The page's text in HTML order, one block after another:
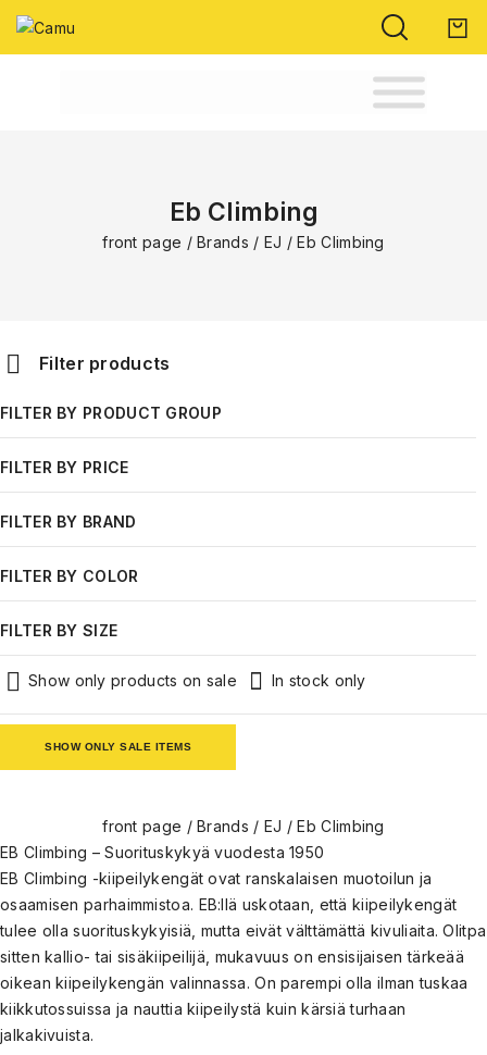
Eb Climbing
front page /Brands / EJ /Eb Climbing
front page /Brands / EJ /Eb Climbing
EB Climbing – Suorituskykyä vuodesta 1950
EB Climbing -kiipeilykengät ovat ranskalaisen muotoilun ja
osaamisen parhaimmistoa. EB:llä uskotaan, että kiipeilykengät
tulee olla suorituskykyisiä, mutta eivät välttämättä kivuliaita. Olitpa
sitten kallio- tai sisäkiipeilijä, mukavuus on ensisijaisen tärkeää
oikean kiipeilykengän valinnassa. On parempi olla ilman tuskaa
kiikkutossuissa ja nauttia kiipeilystä kuin kärsiä turhaan
jalkakivuista.
Filter products
FILTER BY PRODUCT GROUP
Brands
FILTER BY PRICE
FILTER BY BRAND
FILTER BY COLOR
White Green
FILTER BY SIZE
37.5
38 38.5
39
41 41.5
42 42.5
43 43.5
44 44.5
45
Show only products on sale In stock only
SHOW ONLY SALE ITEMS